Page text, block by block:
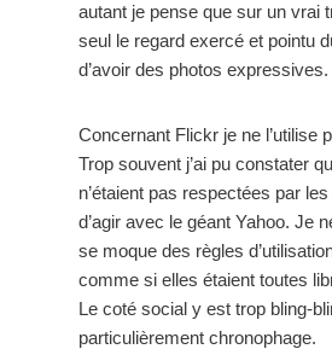
autant je pense que sur un vrai
seul le regard exercé et pointu
d’avoir des photos expressives.
Concernant Flickr je ne l’utilise
Trop souvent j’ai pu constater
n’étaient pas respectées par
d’agir avec le géant Yahoo. Je
se moque des règles
comme si elles étaient toutes
Le coté social y est trop bling-
particulièrement chronophage.